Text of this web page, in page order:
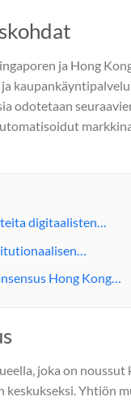
ja Hong
odotetaan
digitaalisten…
Hong Kong…
joka on
Yhtiön